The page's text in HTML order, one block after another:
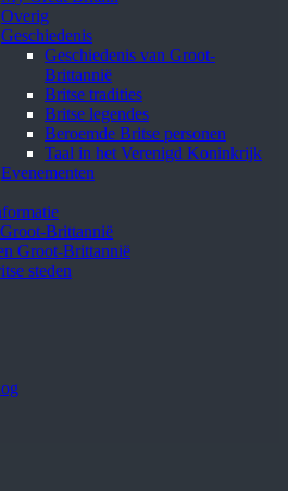
Overig
Geschiedenis
Geschiedenis van Groot-
Brittannië
Britse tradities
Britse legendes
Beroemde Britse personen
Taal in het Verenigd Koninkrijk
Evenementen
Brittannië
Groot-Brittannië
steden